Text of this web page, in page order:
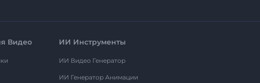
Видео ИИ Инструменты
ИИ Видео Генератор
ИИ Генератор Анимации